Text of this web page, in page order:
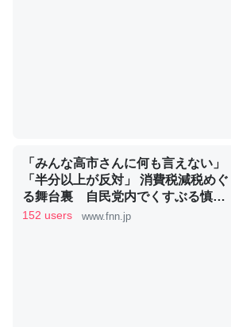
昆虫ってカルシウム少ないのか。知ら
コオロギのカルシウム分はエビの600分
論文では「淡水はカルシウムも酸素も
利だから両方が拮抗してるのでは」と
いる鋏角類（カブトガニ・ウミグモ）
ずキチンを強化してる筈だが、酵素が
「みんな高市さんに何も言えない」
「半分以上が反対」 消費税減税めぐ
る舞台裏 自民党内でくすぶる慎重
論と本音【スポットライト】｜FNN
152 users www.fnn.jp